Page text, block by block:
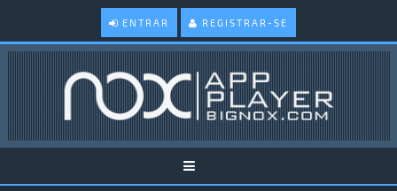
ENTRAR REGISTRAR-SE